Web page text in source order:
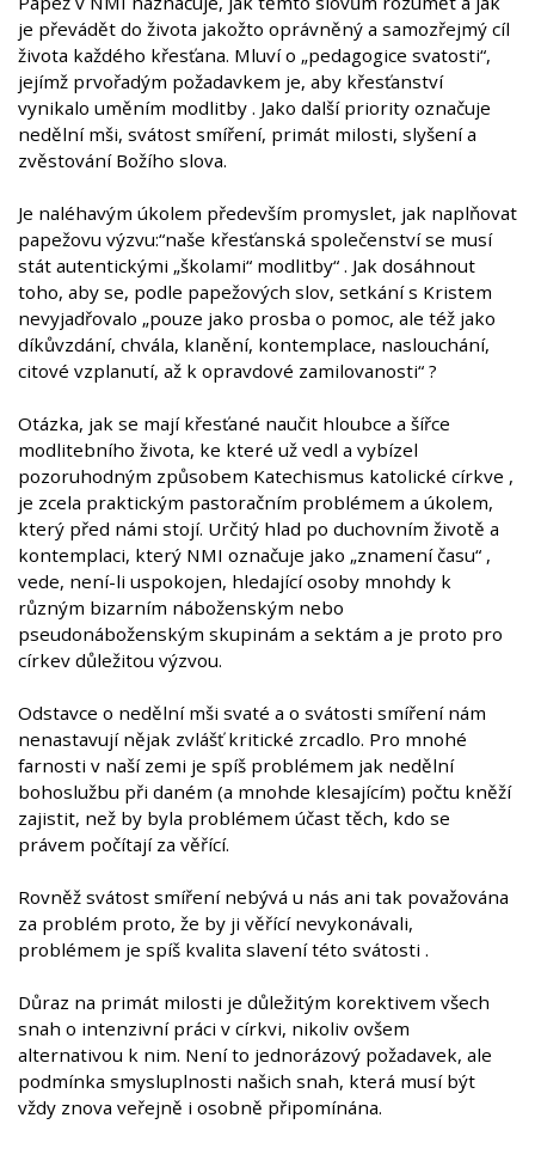
je převádět do života jakožto oprávněný a samozřejmý cíl
života každého křesťana. Mluví o „pedagogice svatosti“,
jejímž prvořadým požadavkem je, aby křesťanství
vynikalo uměním modlitby . Jako další priority označuje
nedělní mši, svátost smíření, primát milosti, slyšení a
zvěstování Božího slova.
Je naléhavým úkolem především promyslet, jak naplňovat
papežovu výzvu:“naše křesťanská společenství se musí
stát autentickými „školami“ modlitby“ . Jak dosáhnout
toho, aby se, podle papežových slov, setkání s Kristem
nevyjadřovalo „pouze jako prosba o pomoc, ale též jako
díkůvzdání, chvála, klanění, kontemplace, naslouchání,
citové vzplanutí, až k opravdové zamilovanosti“ ?
Otázka, jak se mají křesťané naučit hloubce a šířce
modlitebního života, ke které už vedl a vybízel
pozoruhodným způsobem Katechismus katolické církve ,
je zcela praktickým pastoračním problémem a úkolem,
který před námi stojí. Určitý hlad po duchovním životě a
kontemplaci, který NMI označuje jako „znamení času“ ,
vede, není-li uspokojen, hledající osoby mnohdy k
různým bizarním náboženským nebo
pseudonáboženským skupinám a sektám a je proto pro
církev důležitou výzvou.
Odstavce o nedělní mši svaté a o svátosti smíření nám
nenastavují nějak zvlášť kritické zrcadlo. Pro mnohé
farnosti v naší zemi je spíš problémem jak nedělní
bohoslužbu při daném (a mnohde klesajícím) počtu kněží
zajistit, než by byla problémem účast těch, kdo se
právem počítají za věřící.
Rovněž svátost smíření nebývá u nás ani tak považována
za problém proto, že by ji věřící nevykonávali,
problémem je spíš kvalita slavení této svátosti .
Důraz na primát milosti je důležitým korektivem všech
snah o intenzivní práci v církvi, nikoliv ovšem
alternativou k nim. Není to jednorázový požadavek, ale
podmínka smysluplnosti našich snah, která musí být
vždy znova veřejně i osobně připomínána.